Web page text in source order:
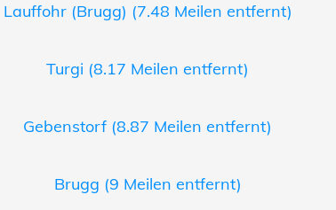
Lauffohr (Brugg) (7.48 Meilen entfernt)
Turgi (8.17 Meilen entfernt)
Gebenstorf (8.87 Meilen entfernt)
Brugg (9 Meilen entfernt)